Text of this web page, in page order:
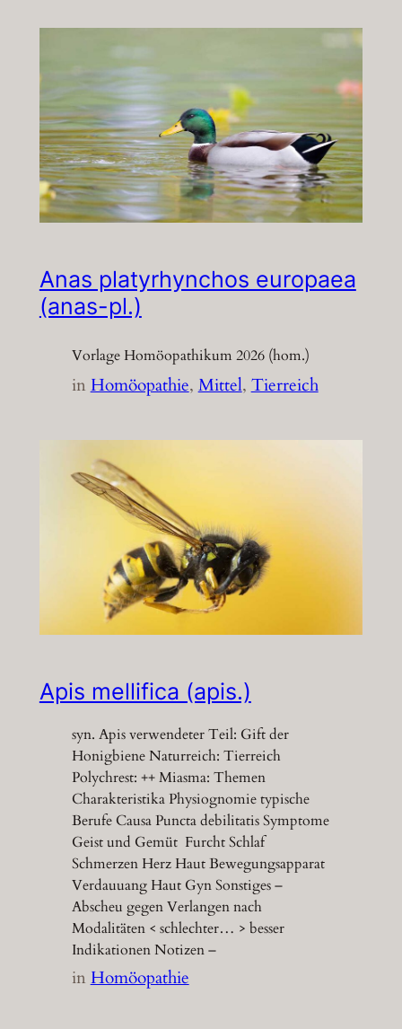
Anas platyrhynchos europaea
(anas-pl.)
Vorlage Homöopathikum 2026 (hom.)
inHomöopathie, Mittel, Tierreich
Apis mellifica (apis.)
syn. Apis verwendeter Teil: Gift der
Honigbiene Naturreich: Tierreich
Polychrest: ++ Miasma: Themen
Charakteristika Physiognomie typische
Berufe Causa Puncta debilitatis Symptome
Geist und Gemüt Furcht Schlaf
Schmerzen Herz Haut Bewegungsapparat
Verdauuang Haut Gyn Sonstiges –
Abscheu gegen Verlangen nach
Modalitäten < schlechter… > besser
Indikationen Notizen –
inHomöopathie